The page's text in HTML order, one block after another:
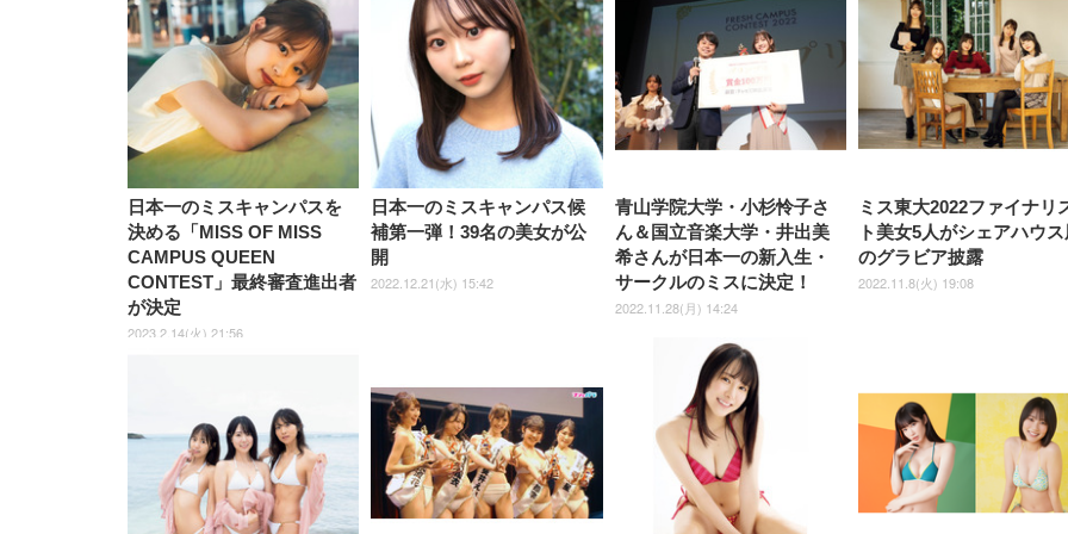
しゃれ パソコンチェア (ブラ
ック)
ゃれ パソコンチェア (ホワイ
ト)
日本一のミスキャンパスを
決める「MISS OF MISS
CAMPUS QUEEN
CONTEST」最終審査進出者
が決定
2023.2.14(火) 21:56
日本一のミスキャンパス候
補第一弾！39名の美女が公
開
2022.12.21(水) 15:42
青山学院大学・小杉怜子さ
ん＆国立音楽大学・井出美
希さんが日本一の新入生・
サークルのミスに決定！
2022.11.28(月) 14:24
ミス東大2022ファイナリ
ト美女5人がシェアハウ
のグラビア披露
2022.11.8(火) 19:08